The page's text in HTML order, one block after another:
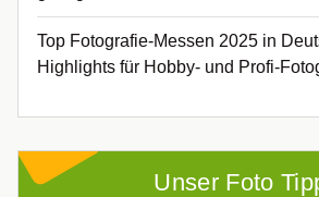
Top Fotografie-Messen 2025 in
Highlights für Hobby- und Profi-
Unser Foto